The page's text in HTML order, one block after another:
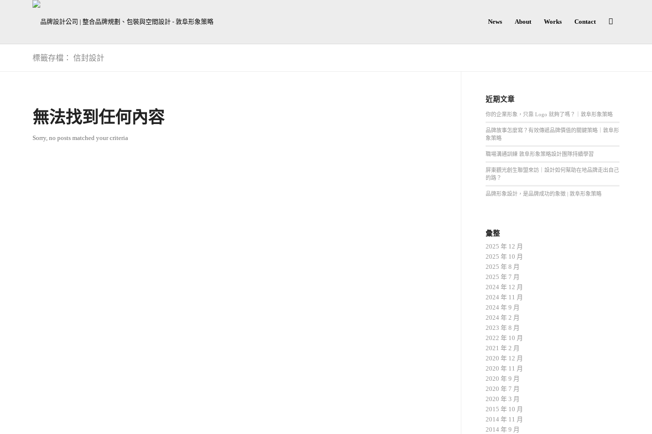
News About Works Contact
標籤存檔： 信封設計
無法找到任何內容
Sorry, no posts matched your criteria
近期文章
你的企業形象，只靠 Logo 就夠了嗎？｜敦阜形象策略
品牌故事怎麼寫？有效傳遞品牌價值的關鍵策略｜敦阜形
象策略
職場溝通訓練 敦阜形象策略設計團隊持續學習
屏東觀光創生聯盟來訪｜設計如何幫助在地品牌走出自己
的路？
品牌形象設計，是品牌成功的象徵 | 敦阜形象策略
彙整
2025 年 12 月
2025 年 10 月
2025 年 8 月
2025 年 7 月
2024 年 12 月
2024 年 11 月
2024 年 9 月
2024 年 2 月
2023 年 8 月
2022 年 10 月
2021 年 2 月
2020 年 12 月
2020 年 11 月
2020 年 9 月
2020 年 7 月
2020 年 3 月
2015 年 10 月
2014 年 11 月
2014 年 9 月